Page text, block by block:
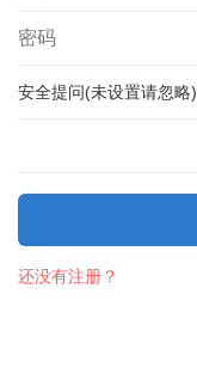
安全提问(未设置请忽略)
还没有注册？